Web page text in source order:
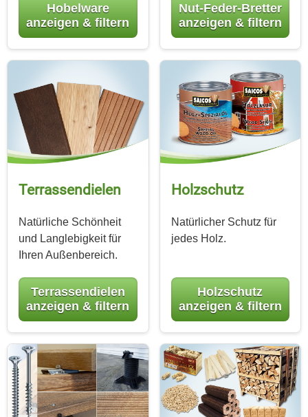
Hobelware
anzeigen & filtern
Nut-Feder-Bretter
anzeigen & filtern
Terrassen­dielen
Natürliche Schönheit
und Langlebigkeit für
Ihren Außenbereich.
Terrassendielen
anzeigen & filtern
Holzschutz
Natürlicher Schutz für
jedes Holz.
Holzschutz
anzeigen & filtern